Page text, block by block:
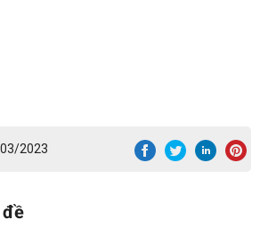
2023
đề